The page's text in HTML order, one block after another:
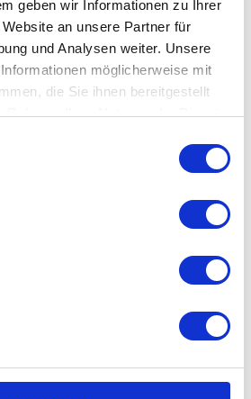
geben wir Informationen zu Ihrer
an unsere Partner für
und Analysen weiter. Unsere
möglicherweise mit
die Sie ihnen bereitgestellt
Rahmen Ihrer Nutzung der Dienste
Haartrockner / Fön abzupusten.
cm, H 45 cm
Standard zertifiziert
A bis G